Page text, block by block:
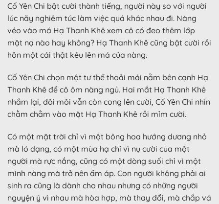
Cố Yên Chi bật cười thành tiếng, người này so với người
lúc nãy nghiêm túc làm việc quá khác nhau đi. Nàng
véo vào má Hạ Thanh Khê xem cô có đeo thêm lớp
mặt nạ nào hay không? Hạ Thanh Khê cũng bật cười rồi
hôn một cái thật kêu lên má của nàng.
Cố Yên Chi chọn một tư thế thoải mái nằm bên cạnh Hạ
Thanh Khê để cô ôm nàng ngủ. Hai mắt Hạ Thanh Khê
nhắm lại, đôi môi vẫn còn cong lên cười, Cố Yên Chi nhìn
chằm chằm vào mặt Hạ Thanh Khê rồi mỉm cười.
Có một mặt trời chỉ vì một bông hoa hướng dương nhỏ
mà ló dạng, có một mùa hạ chỉ vì nụ cười của một
người mà rực nắng, cũng có một dòng suối chỉ vì một
mình nàng mà trở nên ấm áp. Con người không phải ai
sinh ra cũng là dành cho nhau nhưng có những người
nguyện ý vì nhau mà hòa hợp, mà thay đổi, mà chắp vá